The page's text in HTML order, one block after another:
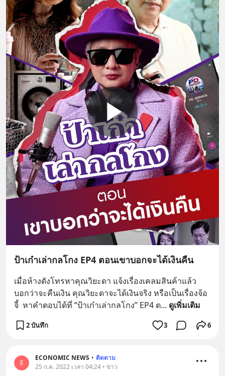
ป้าเก๋าเล่ากลโกง EP4 ตอนเขาบอกจะได้เงินคืน
เมื่อห้างดังโทรหาคุณวิยะดา แจ้งเรื่องเคลมสินค้าแล้ว
บอกว่าจะคืนเงิน คุณวิยะดาจะได้เงินจริง หรือเป็นเรื่องจ้อ
จี้  หาคำตอบได้ที่ “ป้าเก๋าเล่ากลโกง” EP4 ต... ดูเพิ่มเติม
2 บันทึก 3 6
E
ECONOMIC NEWS • ติดตาม
25 ก.ค. 2022 เวลา 04:24 • ข่าว